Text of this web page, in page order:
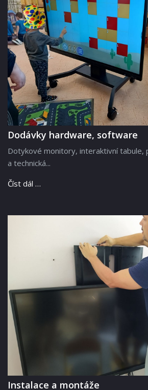
Dodávky hardware, software
Dotykové monitory, interaktivní tabule,
a technická...
Číst dál …
Instalace a montáže